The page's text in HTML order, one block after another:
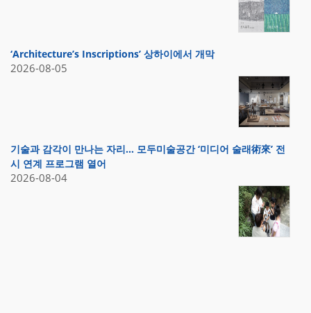
‘Architecture’s Inscriptions’ 상하이에서 개막
2026-08-05
기술과 감각이 만나는 자리… 모두미술공간 ‘미디어 술래術來’ 전
시 연계 프로그램 열어
2026-08-04